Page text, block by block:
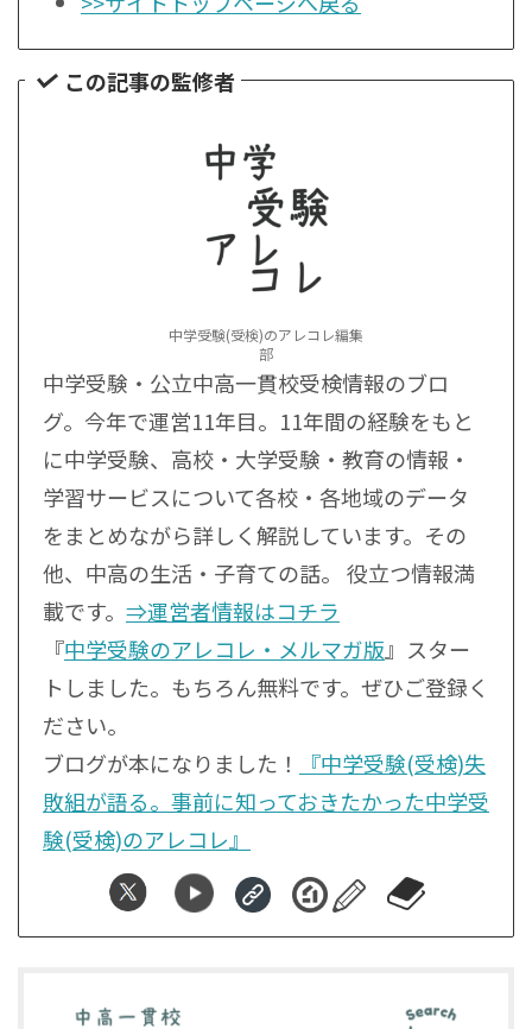
この記事の監修者
中学受験(受検)のアレコレ編集
部
中学受験・公立中高一貫校受検情報のブロ
グ。今年で運営11年目。11年間の経験をもと
に中学受験、高校・大学受験・教育の情報・
学習サービスについて各校・各地域のデータ
をまとめながら詳しく解説しています。その
他、中高の生活・子育ての話。 役立つ情報満
載です。 ⇒運営者情報はコチラ
『中学受験のアレコレ・メルマガ版』スター
トしました。もちろん無料です。ぜひご登録く
ださい。
ブログが本になりました！
『中学受験(受検)失
敗組が語る。事前に知っておきたかった中学受
験(受検)のアレコレ』